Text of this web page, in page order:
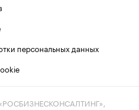
персональных данных